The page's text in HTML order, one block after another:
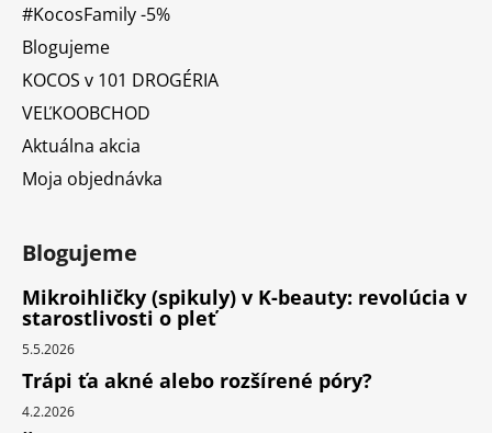
#KocosFamily -5%
Blogujeme
KOCOS v 101 DROGÉRIA
VEĽKOOBCHOD
Aktuálna akcia
Moja objednávka
Blogujeme
Mikroihličky (spikuly) v K-beauty: revolúcia v
starostlivosti o pleť
5.5.2026
Trápi ťa akné alebo rozšírené póry?
4.2.2026